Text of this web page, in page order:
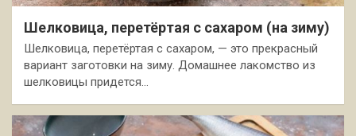
Шелковица, перетёртая с сахаром (на зиму)
Шелковица, перетёртая с сахаром, — это прекрасный
вариант заготовки на зиму. Домашнее лакомство из
шелковицы придется…